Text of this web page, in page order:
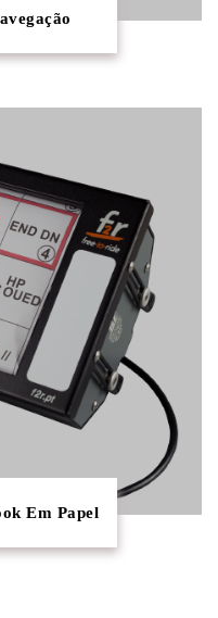
Em Papel